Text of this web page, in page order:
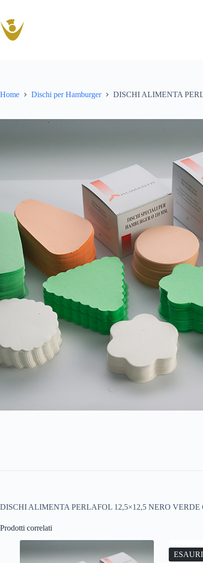
contenuto
Home Dischi per Hamburger DISCHI ALIMENTA
DISCHI ALIMENTA PERLAFOL 12,5×12,5 NERO
Prodotti correlati